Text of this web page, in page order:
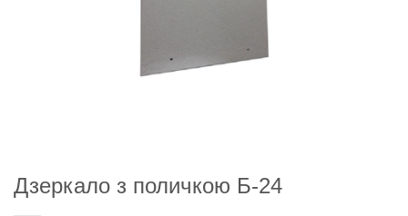
Дзеркало з поличкою Б-24